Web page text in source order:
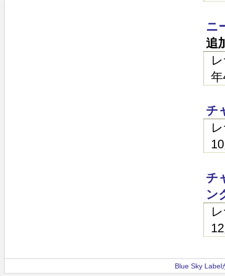
ニ
追
チ
チ
ン
Blue Sky Label